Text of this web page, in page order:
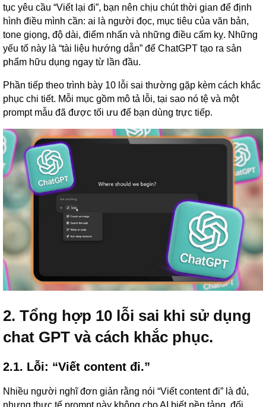
tục yêu cầu “Viết lại đi”, bạn nên chịu chút thời gian để định
hình điều mình cần: ai là người đọc, mục tiêu của văn bản,
tone giọng, độ dài, điểm nhấn và những điều cấm kỵ. Những
yếu tố này là “tài liệu hướng dẫn” để ChatGPT tạo ra sản
phẩm hữu dụng ngay từ lần đầu.
Phần tiếp theo trình bày 10 lỗi sai thường gặp kèm cách khắc
phục chi tiết. Mỗi mục gồm mô tả lỗi, tại sao nó tệ và một
prompt mẫu đã được tối ưu để bạn dùng trực tiếp.
2. Tổng hợp 10 lỗi sai khi sử dụng
chat GPT và cách khắc phục.
2.1. Lỗi: “Viết content đi.”
Nhiều người nghĩ đơn giản rằng nói “Viết content đi” là đủ,